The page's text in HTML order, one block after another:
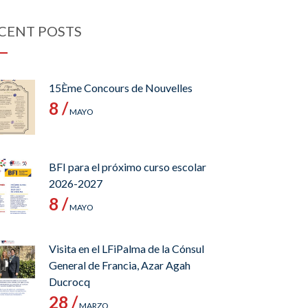
POSTS
15Ème Concours de Nouvelles
8 /MAYO
BFI para el próximo curso escolar
2026-2027
8 /MAYO
Visita en el LFiPalma de la Cónsul
General de Francia, Azar Agah
Ducrocq
28 /MARZO